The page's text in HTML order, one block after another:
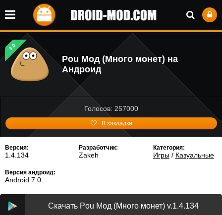
3.0
Pou Мод (Много монет) на
Андроид
Голосов: 257000
В закладки
Версия:
1.4.134
Разработчик:
Zakeh
Категория:
Игры/ Казуальные
Версия андроид:
Android 7.0
Скачать Pou Мод (Много монет) v.1.4.134